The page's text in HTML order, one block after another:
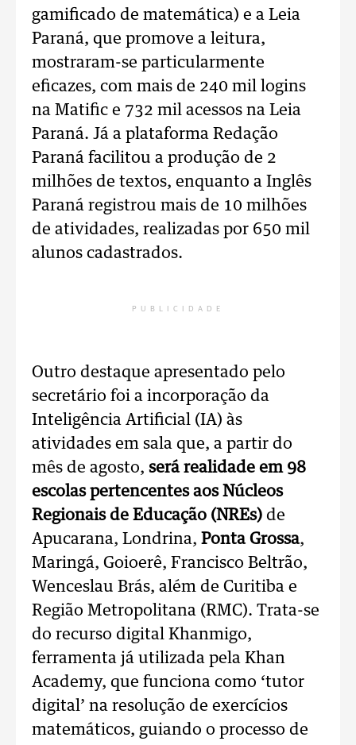
gamificado de matemática) e a Leia
Paraná, que promove a leitura,
mostraram-se particularmente
eficazes, com mais de 240 mil logins
na Matific e 732 mil acessos na Leia
Paraná. Já a plataforma Redação
Paraná facilitou a produção de 2
milhões de textos, enquanto a Inglês
Paraná registrou mais de 10 milhões
de atividades, realizadas por 650 mil
alunos cadastrados.
PUBLICIDADE
Outro destaque apresentado pelo
secretário foi a incorporação da
Inteligência Artificial (IA) às
atividades em sala que, a partir do
mês de agosto, será realidade em 98
escolas pertencentes aos Núcleos
Regionais de Educação (NREs) de
Apucarana, Londrina, Ponta Grossa,
Maringá, Goioerê, Francisco Beltrão,
Wenceslau Brás, além de Curitiba e
Região Metropolitana (RMC). Trata-se
do recurso digital Khanmigo,
ferramenta já utilizada pela Khan
Academy, que funciona como ‘tutor
digital’ na resolução de exercícios
matemáticos, guiando o processo de